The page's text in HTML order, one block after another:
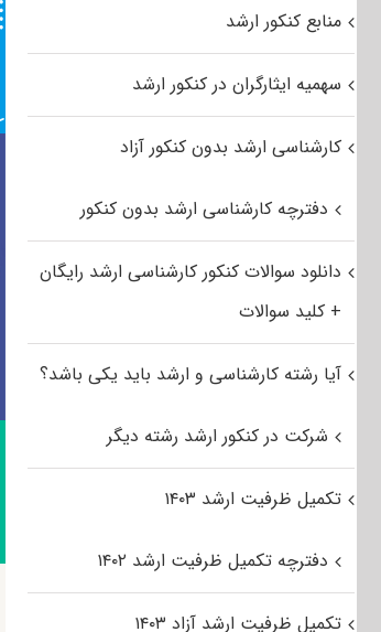
منابع کنکور ارشد
سهمیه ایثارگران در کنکور ارشد
کارشناسی ارشد بدون کنکور آزاد
دفترچه کارشناسی ارشد بدون کنکور
دانلود سوالات کنکور کارشناسی ارشد رایگان
+ کلید سوالات
آیا رشته کارشناسی و ارشد باید یکی باشد؟
شرکت در کنکور ارشد رشته دیگر
تکمیل ظرفیت ارشد ۱۴۰۳
دفترچه تکمیل ظرفیت ارشد ۱۴۰۲
تکمیل ظرفیت ارشد آزاد ۱۴۰۳